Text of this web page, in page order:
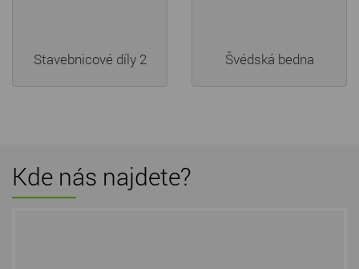
Stavebnicové díly 2 Švédská bedna
Kde nás najdete?